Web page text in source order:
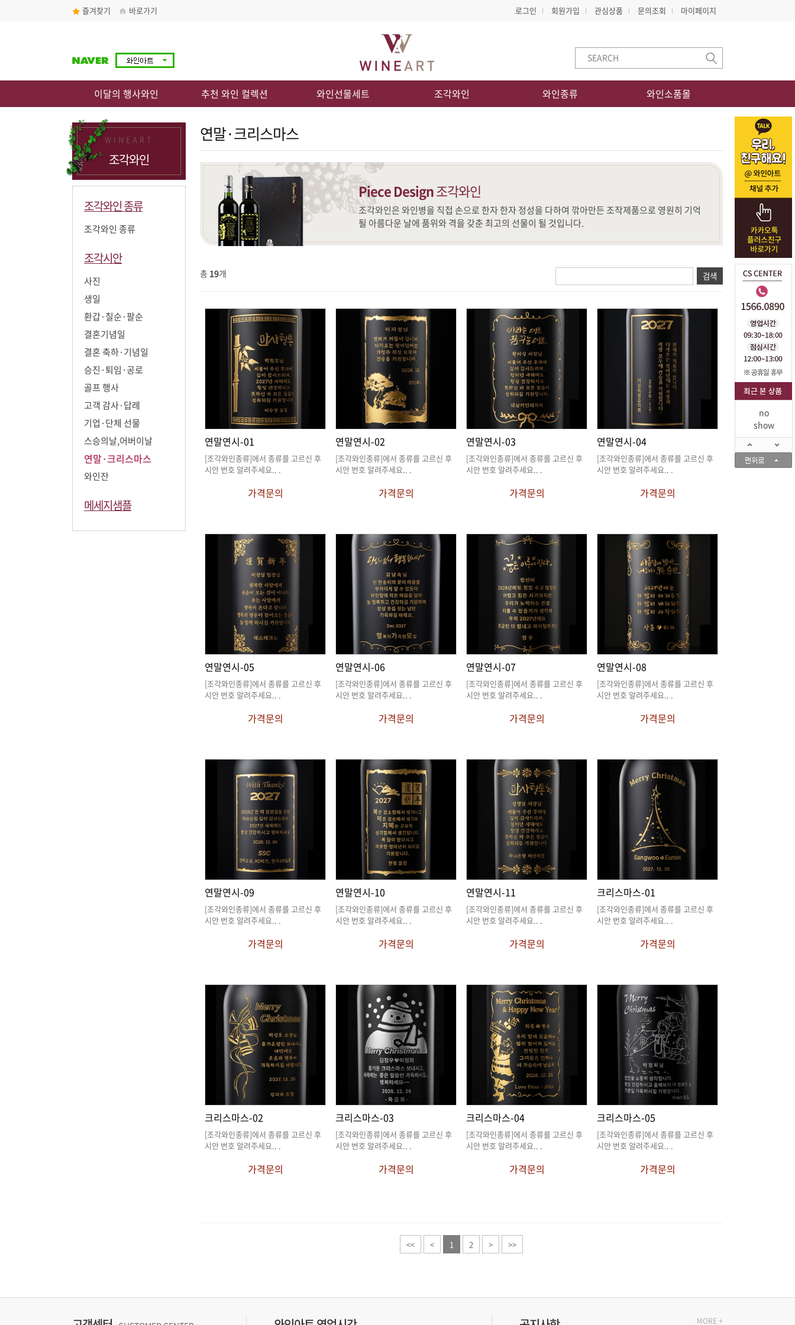
즐겨찾기 바로가기 로그인 회원가입 관심상품 문의조회 마이페이지
no
show
이달의 행사와인 추천 와인 컬렉션 와인선물세트 조각와인 와인종류 와인소품몰
WINEART
조각와인
조각와인 종류
조각와인 종류
조각시안
사진
생일
환갑·칠순·팔순
결혼기념일
결혼 축하·기념일
승진·퇴임·공로
골프 행사
고객 감사·답례
기업·단체 선물
스승의날,어버이날
연말·크리스마스
와인잔
메세지샘플
연말·크리스마스
Piece Design조각와인
될 아름다운 날에 품위와 격을 갖춘 최고의 선물이 될 것입니다.
총 19개
연말연시-01
시안 번호 알려주세요.. .
가격문의
연말연시-02
시안 번호 알려주세요.. .
가격문의
연말연시-03
시안 번호 알려주세요.. .
가격문의
연말연시-04
시안 번호 알려주세요.. .
가격문의
연말연시-05
시안 번호 알려주세요.. .
가격문의
연말연시-06
시안 번호 알려주세요.. .
가격문의
연말연시-07
시안 번호 알려주세요.. .
가격문의
연말연시-08
시안 번호 알려주세요.. .
가격문의
연말연시-09
시안 번호 알려주세요.. .
가격문의
연말연시-10
시안 번호 알려주세요.. .
가격문의
연말연시-11
시안 번호 알려주세요.. .
가격문의
크리스마스-01
시안 번호 알려주세요.. .
가격문의
크리스마스-02
시안 번호 알려주세요.. .
가격문의
크리스마스-03
시안 번호 알려주세요.. .
가격문의
크리스마스-04
시안 번호 알려주세요.. .
가격문의
크리스마스-05
시안 번호 알려주세요.. .
가격문의
<< < 1 2 > >>
MORE +